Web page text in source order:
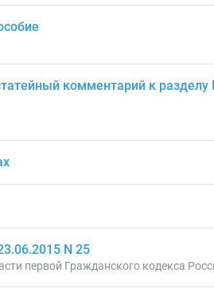
комментарий к
N 25
первой Гражданского кодекса